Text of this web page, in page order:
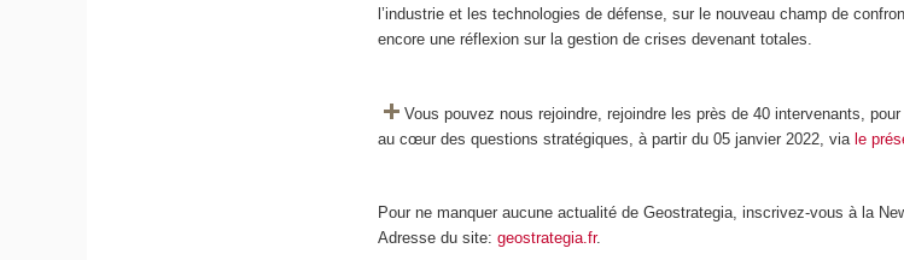
l’industrie et les technologies de défense, sur le nouveau champ de
encore une réflexion sur la gestion de crises devenant totales.
Vous pouvez nous rejoindre, rejoindre les près de 40 intervenants,
au cœur des questions stratégiques, à partir du 05 janvier 2022, via le
Pour ne manquer aucune actualité de Geostrategia, inscrivez-vous à la
Adresse du site:geostrategia.fr.